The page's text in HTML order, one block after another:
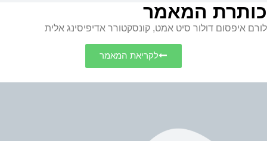
כותרת המאמר
לורם איפסום דולור סיט אמט, קונסקטורר אדיפיסינג אלית
לקריאת המאמר